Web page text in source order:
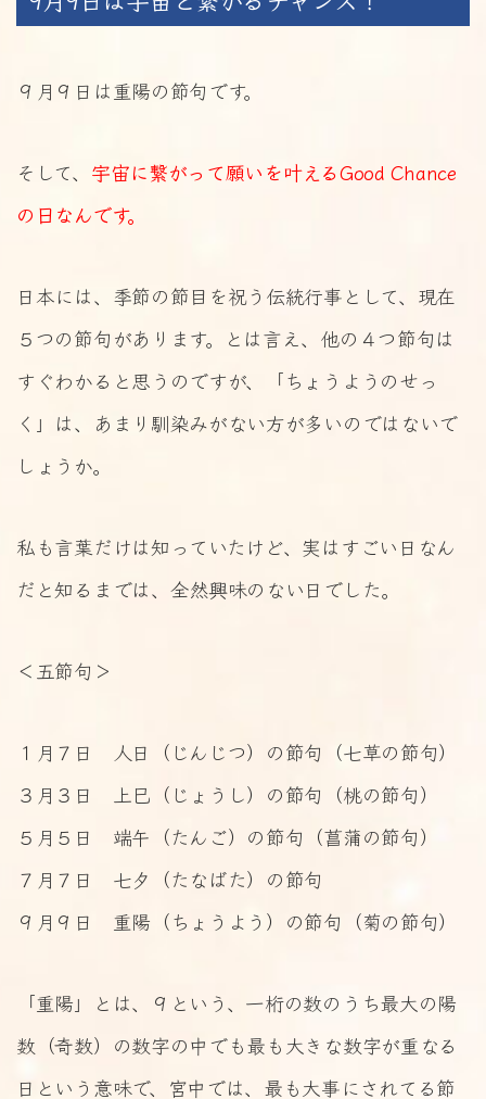
９月９日は重陽の節句です。
そして、 宇宙に繋がって願いを叶えるGood Chance
の日なんです。
日本には、季節の節目を祝う伝統行事として、現在
５つの節句があります。とは言え、他の４つ節句は
すぐわかると思うのですが、「ちょうようのせっ
く」は、あまり馴染みがない方が多いのではないで
しょうか。
私も言葉だけは知っていたけど、実はすごい日なん
だと知るまでは、全然興味のない日でした。
＜五節句＞
１月７日 人日（じんじつ）の節句（七草の節句）
３月３日 上巳（じょうし）の節句（桃の節句）
５月５日 端午（たんご）の節句（菖蒲の節句）
７月７日 七夕（たなばた）の節句
９月９日 重陽（ちょうよう）の節句（菊の節句）
「重陽」とは、９という、一桁の数のうち最大の陽
数（奇数）の数字の中でも最も大きな数字が重なる
日という意味で、宮中では、最も大事にされてる節